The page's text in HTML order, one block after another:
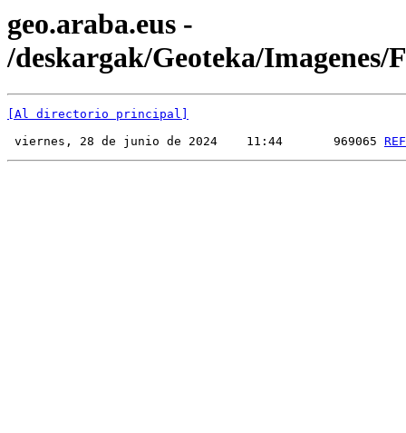
geo.araba.eus -
/deskargak/Geoteka/Imagenes/
[Al directorio principal]
viernes, 28 de junio de 2024    11:44       969065